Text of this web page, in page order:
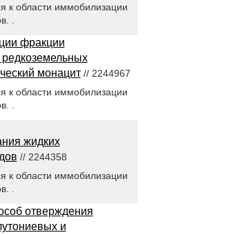
к области иммобилизации
.
фракции
монацит// 2244967
к области иммобилизации
.
жидких
// 2244358
к области иммобилизации
.
отверждения
и